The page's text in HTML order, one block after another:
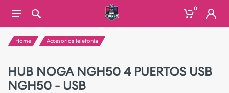
0
Home Accesorios telefonía
HUB NOGA NGH50 4 PUERTOS USB
NGH50 - USB